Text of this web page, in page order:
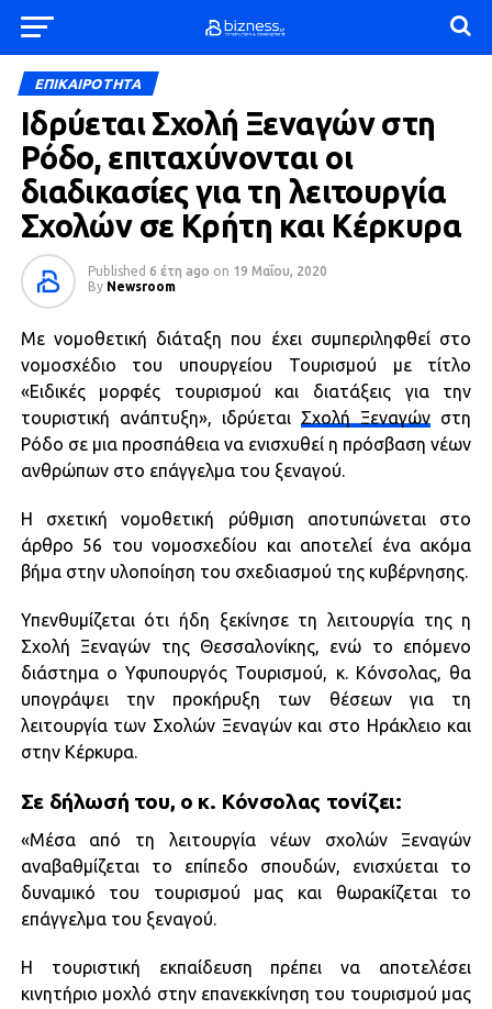
ΕΠΙΚΑΙΡΟΤΗΤΑ
Ιδρύεται Σχολή Ξεναγών στη
Ρόδο, επιταχύνονται οι
διαδικασίες για τη λειτουργία
Σχολών σε Κρήτη και Κέρκυρα
Published 6 έτη ago on 19 Μαΐου, 2020
By Newsroom
Με νομοθετική διάταξη που έχει συμπεριληφθεί στο
νομοσχέδιο του υπουργείου Τουρισμού με τίτλο
«Ειδικές μορφές τουρισμού και διατάξεις για την
τουριστική ανάπτυξη», ιδρύεται Σχολή Ξεναγών στη
Ρόδο σε μια προσπάθεια να ενισχυθεί η πρόσβαση νέων
ανθρώπων στο επάγγελμα του ξεναγού.
Η σχετική νομοθετική ρύθμιση αποτυπώνεται στο
άρθρο 56 του νομοσχεδίου και αποτελεί ένα ακόμα
βήμα στην υλοποίηση του σχεδιασμού της κυβέρνησης.
Υπενθυμίζεται ότι ήδη ξεκίνησε τη λειτουργία της η
Σχολή Ξεναγών της Θεσσαλονίκης, ενώ το επόμενο
διάστημα ο Υφυπουργός Τουρισμού, κ. Κόνσολας, θα
υπογράψει την προκήρυξη των θέσεων για τη
λειτουργία των Σχολών Ξεναγών και στο Ηράκλειο και
στην Κέρκυρα.
Σε δήλωσή του, ο κ. Κόνσολας τονίζει:
«Μέσα από τη λειτουργία νέων σχολών Ξεναγών
αναβαθμίζεται το επίπεδο σπουδών, ενισχύεται το
δυναμικό του τουρισμού μας και θωρακίζεται το
επάγγελμα του ξεναγού.
Η τουριστική εκπαίδευση πρέπει να αποτελέσει
κινητήριο μοχλό στην επανεκκίνηση του τουρισμού μας